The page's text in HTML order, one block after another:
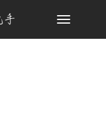
Toggle